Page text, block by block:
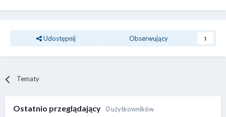
Udostępnij Obserwujący 1
Tematy
Ostatnio przeglądający 0 użytkowników